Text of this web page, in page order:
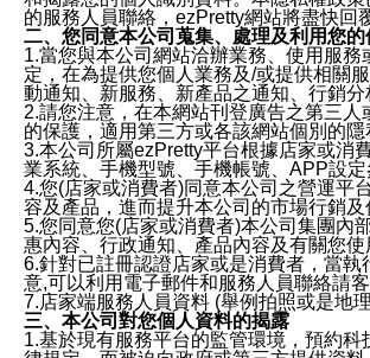
的服務人員聯絡，ezPretty網站將盡快回
二、您同意本公司蒐集、處理及利用您的
1.當您與本公司網站洽辦業務、使用服
定，在為提供您個人業務及/或提供相關
動通知、新服務、新產品之通知、行銷
2.請您注意，在本網站刊登廣告之第三
的保護，適用第三方或各該網站個別的
3.本公司所屬ezPretty平台根據店家或消
業系統、手機型號、手機帳號、APP設
4.您(店家或消費者)同意本公司之營運平
容及產品，進而提升本公司的市場行銷
5.您同意您(店家或消費者)本公司集團內
惠內容、行政通知、產品內容及有關您
6.針對已註冊認證店家或是消費者，當
意,可以利用電子郵件和服務人員聯絡請客
7.店家端服務人員資料 (舉例拍照或是地
三、本公司對您個人資料的揭露
1.基於現有服務平台的監管環境，預約